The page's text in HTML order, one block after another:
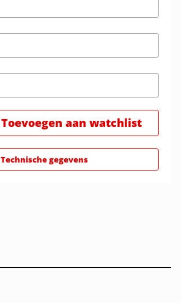
Toevoegen aan watchlist
Technische gegevens